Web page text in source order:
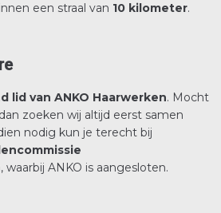
een straal van 10 kilometer.
lid van ANKO Haarwerken. Mocht
zoeken wij altijd eerst samen
nodig kun je terecht bij
, waarbij ANKO is aangesloten.